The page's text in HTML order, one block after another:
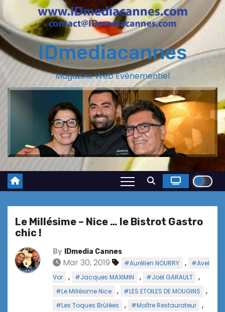
IDmediacannes
Magazine Web Evénementiel
Le Millésime – Nice … le Bistrot Gastro
chic !
By IDmedia Cannes
Mar 30, 2019 #Aurélien NOURRY ,
#Avel
Vor
, #Jacques MAXIMIN , #Joël GARAULT ,
#Le Millésime Nice , #LES ETOILES DE MOUGINS ,
#Les Toques Brûlées , #Maître Restaurateur ,